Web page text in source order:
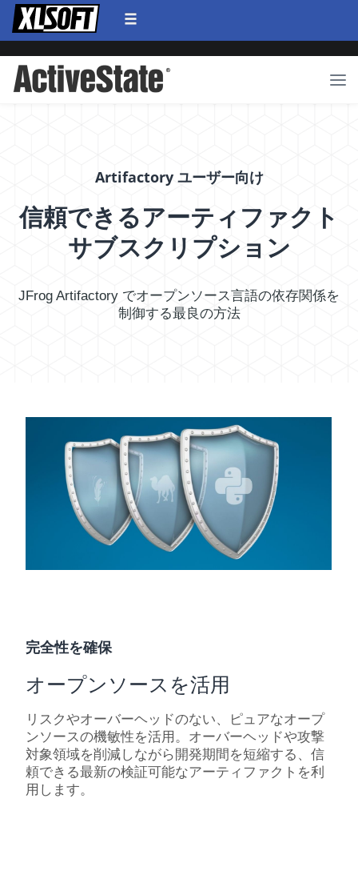
Artifactory ユーザー向け
信頼できるアーティファクト
サブスクリプション
JFrog Artifactory でオープンソース言語の依存関係を
制御する最良の方法
完全性を確保
オープンソースを活用
リスクやオーバーヘッドのない、ピュアなオープ
ンソースの機敏性を活用。オーバーヘッドや攻撃
対象領域を削減しながら開発期間を短縮する、信
頼できる最新の検証可能なアーティファクトを利
用します。